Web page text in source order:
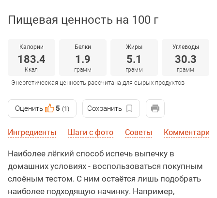
Пищевая ценность на 100 г
Калории
183.4
Ккал
Белки
1.9
грамм
Жиры
5.1
грамм
Углеводы
30.3
грамм
Энергетическая ценность рассчитана для сырых продуктов
Оценить 5 (1) Сохранить
Ингредиенты Шаги с фото Советы Комментарии
Наиболее лёгкий способ испечь выпечку в
домашних условиях - воспользоваться покупным
слоёным тестом. С ним остаётся лишь подобрать
наиболее подходящую начинку. Например,